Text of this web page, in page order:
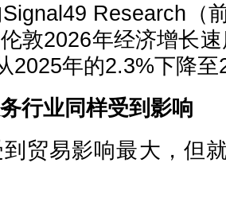
Research（
敦2026年经济增长
2025年的2.3%下降
行业同样受到影响
贸易影响最大，但